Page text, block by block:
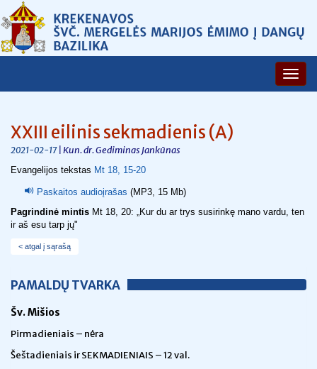
XXIII eilinis sekmadienis (A)
2021-02-17| Kun. dr. Gediminas Jankūnas
Evangelijos tekstas Mt 18, 15-20
Paskaitos audioįrašas (MP3, 15 Mb)
Pagrindinė mintis Mt 18, 20:
Kur du ar trys susirinkę mano vardu, ten
ir aš esu tarp jų"
< atgal į sąrašą
PAMALDŲ TVARKA
Šv. Mišios
Pirmadieniais – nėra
Šeštadieniais ir SEKMADIENIAIS – 12 val.